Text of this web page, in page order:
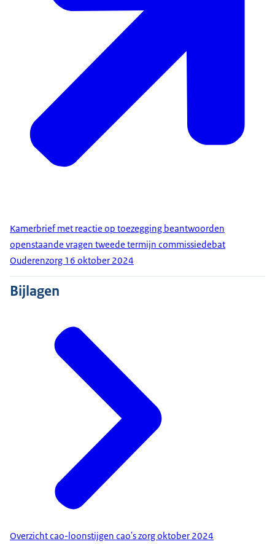
Kamerbrief met reactie op toezegging beantwoorden
openstaande vragen tweede termijn commissiedebat
Ouderenzorg 16 oktober 2024
Bijlagen
Overzicht cao-loonstijgen cao's zorg oktober 2024